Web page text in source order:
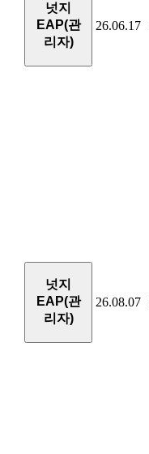
넛지
EAP(관
리자)
26.06.17
넛지
EAP(관
리자)
26.08.07